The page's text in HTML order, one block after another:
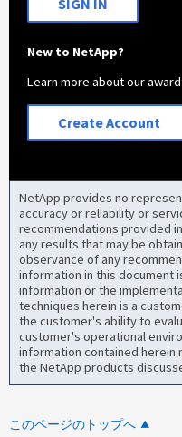
SIGN IN
New to NetApp?
Learn more about our
Create Account
NetApp provides no
accuracy or reliability or
recommendations provided
any results that may be
observance of any
information in this document
information or the
techniques herein is a
the customer's ability to
customer's operational
information contained herein
the NetApp products
このページのトップへ